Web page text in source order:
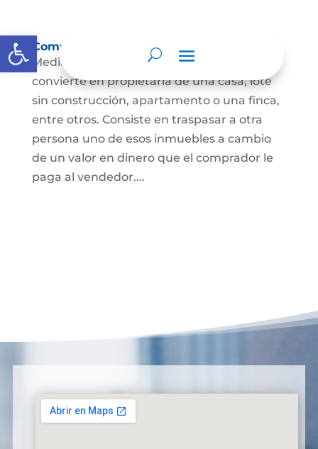
Abrir barra de herramientas
Compraventa de inmuebles
Mediante este contrato, una persona se
convierte en propietaria de una casa, lote
sin construcción, apartamento o una finca,
entre otros. Consiste en traspasar a otra
persona uno de esos inmuebles a cambio
de un valor en dinero que el comprador le
paga al vendedor....